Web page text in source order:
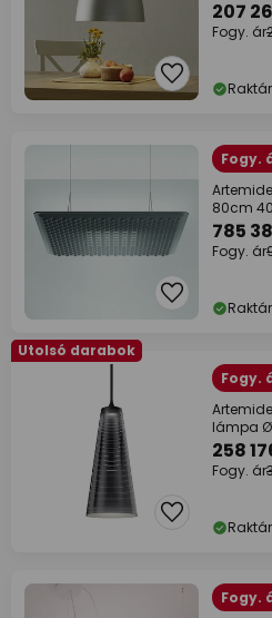
207
Fogy. ár
Fogy.
80cm
785
Fogy. ár
Utolsó darabok
Fogy.
lámpa Ø
258
Fogy. ár
Fogy.